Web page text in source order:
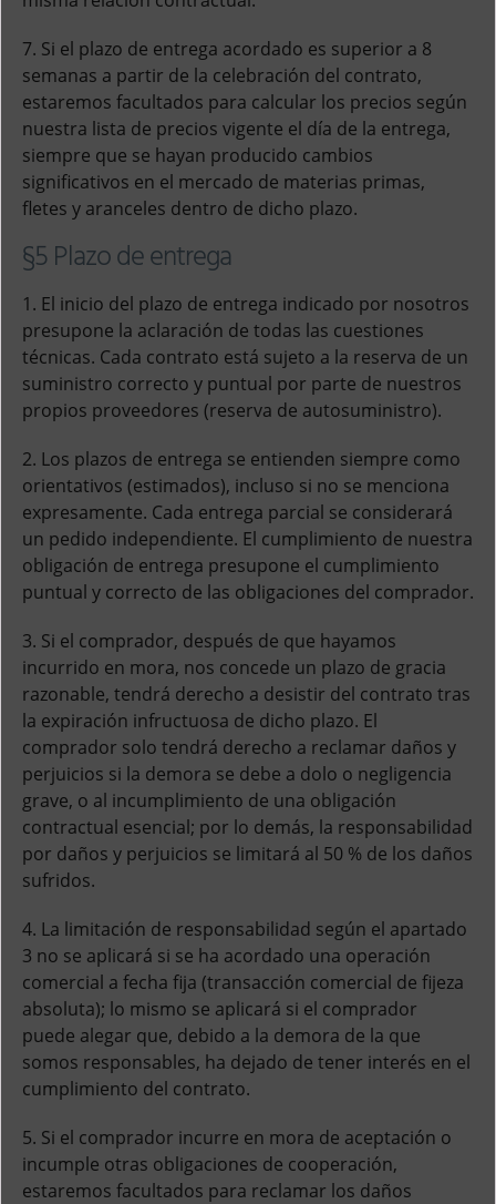
7. Si el plazo de entrega acordado es superior a 8
semanas a partir de la celebración del contrato,
estaremos facultados para calcular los precios según
nuestra lista de precios vigente el día de la entrega,
siempre que se hayan producido cambios
significativos en el mercado de materias primas,
fletes y aranceles dentro de dicho plazo.
§5 Plazo de entrega
1. El inicio del plazo de entrega indicado por nosotros
presupone la aclaración de todas las cuestiones
técnicas. Cada contrato está sujeto a la reserva de un
suministro correcto y puntual por parte de nuestros
propios proveedores (reserva de autosuministro).
2. Los plazos de entrega se entienden siempre como
orientativos (estimados), incluso si no se menciona
expresamente. Cada entrega parcial se considerará
un pedido independiente. El cumplimiento de nuestra
obligación de entrega presupone el cumplimiento
puntual y correcto de las obligaciones del comprador.
3. Si el comprador, después de que hayamos
incurrido en mora, nos concede un plazo de gracia
razonable, tendrá derecho a desistir del contrato tras
la expiración infructuosa de dicho plazo. El
comprador solo tendrá derecho a reclamar daños y
perjuicios si la demora se debe a dolo o negligencia
grave, o al incumplimiento de una obligación
contractual esencial; por lo demás, la responsabilidad
por daños y perjuicios se limitará al 50 % de los daños
sufridos.
4. La limitación de responsabilidad según el apartado
3 no se aplicará si se ha acordado una operación
comercial a fecha fija (transacción comercial de fijeza
absoluta); lo mismo se aplicará si el comprador
puede alegar que, debido a la demora de la que
somos responsables, ha dejado de tener interés en el
cumplimiento del contrato.
5. Si el comprador incurre en mora de aceptación o
incumple otras obligaciones de cooperación,
estaremos facultados para reclamar los daños